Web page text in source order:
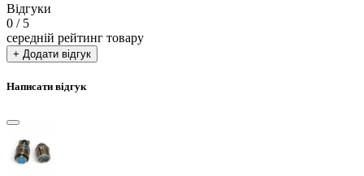
Відгуки
0 / 5
середній рейтинг товару
+ Додати відгук
Написати відгук